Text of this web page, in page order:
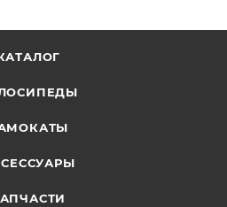
снижают вес модели,
дизайн для девочек и
решения.